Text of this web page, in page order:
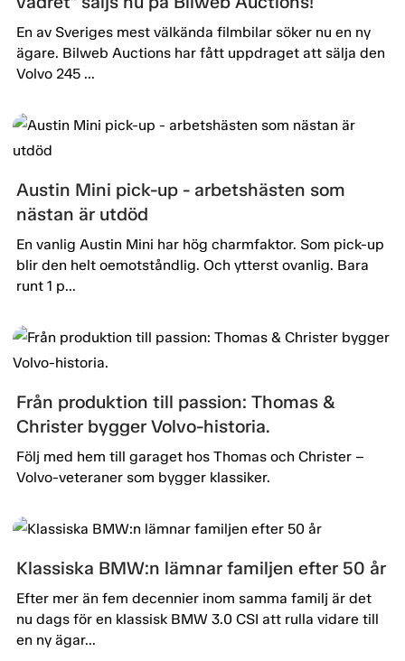
En av Sveriges mest välkända filmbilar söker nu en ny
ägare. Bilweb Auctions har fått uppdraget att sälja den
Volvo 245 ...
Austin Mini pick-up - arbetshästen som
nästan är utdöd
En vanlig Austin Mini har hög charmfaktor. Som pick-up
blir den helt oemotståndlig. Och ytterst ovanlig. Bara
runt 1 p...
Från produktion till passion: Thomas &
Christer bygger Volvo-historia.
Följ med hem till garaget hos Thomas och Christer –
Volvo-veteraner som bygger klassiker.
Klassiska BMW:n lämnar familjen efter 50 år
Efter mer än fem decennier inom samma familj är det
nu dags för en klassisk BMW 3.0 CSI att rulla vidare till
en ny ägar...